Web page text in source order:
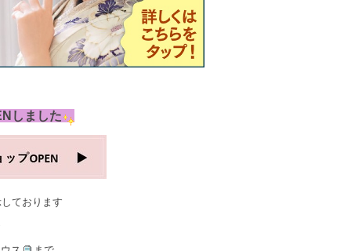
しました
ております